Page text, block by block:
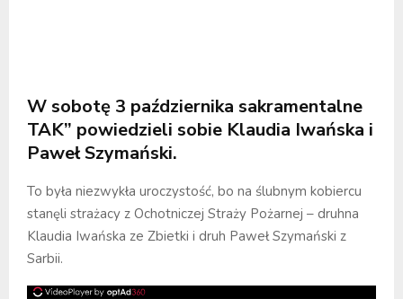
W sobotę 3 października sakramentalne
TAK” powiedzieli sobie Klaudia Iwańska i
Paweł Szymański.
To była niezwykła uroczystość, bo na ślubnym kobiercu
stanęli strażacy z Ochotniczej Straży Pożarnej – druhna
Klaudia Iwańska ze Zbietki i druh Paweł Szymański z
Sarbii.